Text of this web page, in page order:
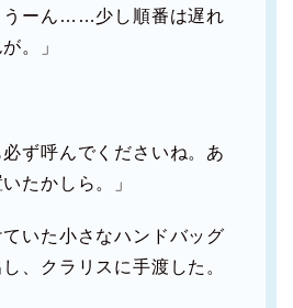
うーん……少し順番は遅れ
。」
必ず呼んでくださいね。あ
たかしら。」
いた小さなハンドバッグ
、クラリスに手渡した。